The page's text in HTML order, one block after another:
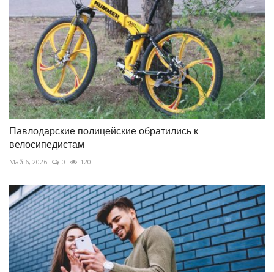
Павлодарские полицейские обратились к
велосипедистам
Май 6, 2026 0 120